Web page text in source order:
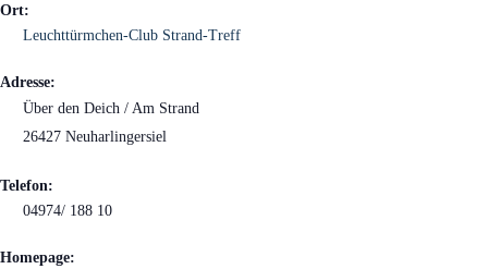
Ort:
Leuchttürmchen-Club Strand-Treff
Adresse:
Über den Deich / Am Strand
26427 Neuharlingersiel
Telefon:
04974/ 188 10
Homepage: